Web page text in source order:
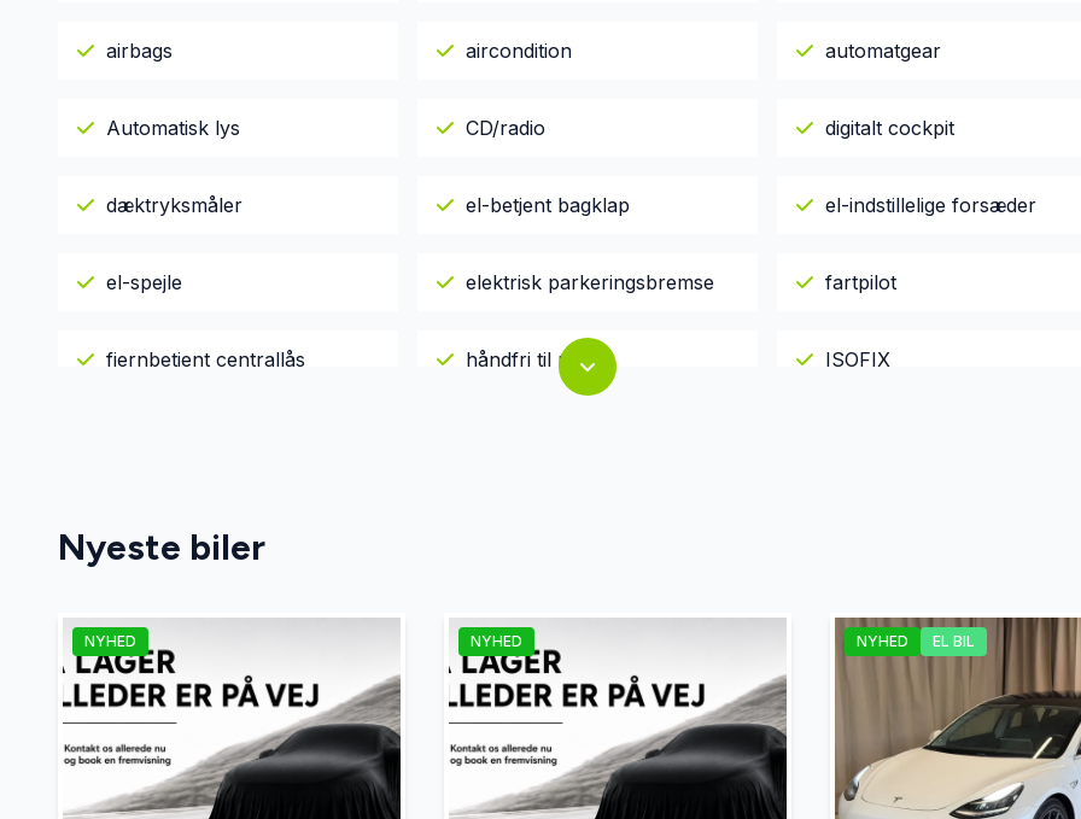
airbags aircondition automatgear
Automatisk lys CD/radio digitalt cockpit
dæktryksmåler el-betjent bagklap el-indstillelige forsæder
el-spejle elektrisk parkeringsbremse fartpilot
fjernbetjent centrallås håndfri til mobil ISOFIX
tagræling udvendig temperaturmåler
Nyeste biler
NYHED NYHED NYHED EL BIL